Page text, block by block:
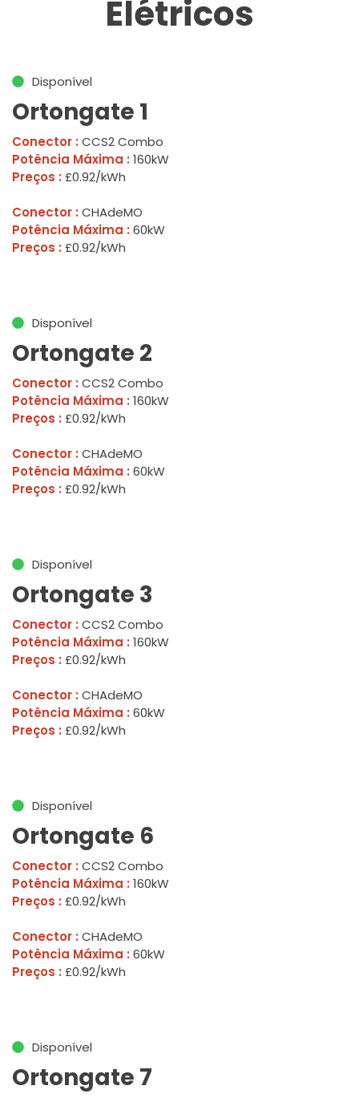
Elétricos
Disponível
Ortongate 1
Conector : CCS2 Combo
Potência Máxima : 160kW
Preços : £0.92/kWh
Conector : CHAdeMO
Potência Máxima : 60kW
Preços : £0.92/kWh
Disponível
Ortongate 2
Conector : CCS2 Combo
Potência Máxima : 160kW
Preços : £0.92/kWh
Conector : CHAdeMO
Potência Máxima : 60kW
Preços : £0.92/kWh
Disponível
Ortongate 3
Conector : CCS2 Combo
Potência Máxima : 160kW
Preços : £0.92/kWh
Conector : CHAdeMO
Potência Máxima : 60kW
Preços : £0.92/kWh
Disponível
Ortongate 6
Conector : CCS2 Combo
Potência Máxima : 160kW
Preços : £0.92/kWh
Conector : CHAdeMO
Potência Máxima : 60kW
Preços : £0.92/kWh
Disponível
Ortongate 7